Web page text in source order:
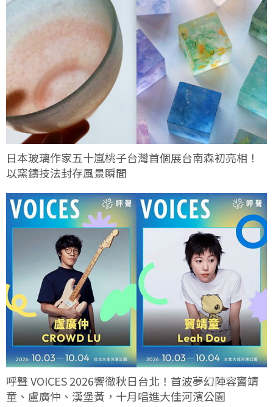
日本玻璃作家五十嵐桃子台灣首個展台南森初亮相！
以窯鑄技法封存風景瞬間
呼聲 VOICES 2026響徹秋日台北！首波夢幻陣容竇靖
童、盧廣仲、漢堡黃，十月唱進大佳河濱公園